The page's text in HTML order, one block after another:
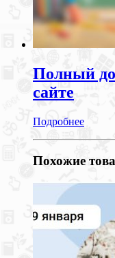
Полный
сайте
Подробнее
Похожие